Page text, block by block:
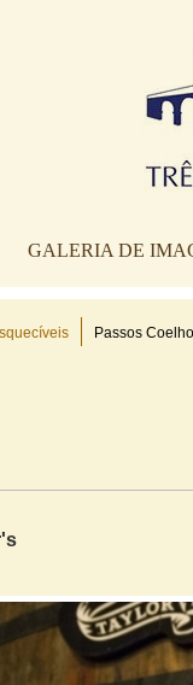
GALERIA DE
Passos